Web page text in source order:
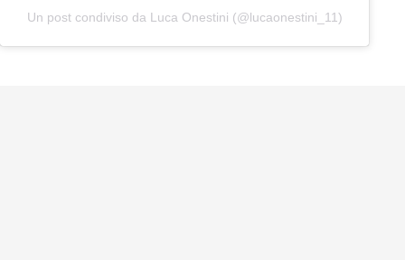
Un post condiviso da Luca Onestini (@lucaonestini_11)